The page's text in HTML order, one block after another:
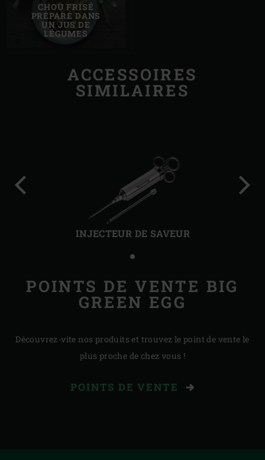
CHOU FRISÉ
PRÉPARÉ DANS
UN JUS DE
LÉGUMES
ACCESSOIRES
SIMILAIRES
INJECTEUR DE SAVEUR
POINTS DE VENTE BIG
GREEN EGG
Découvrez-vite nos produits et trouvez le point de vente le
plus proche de chez vous !
POINTS DE VENTE